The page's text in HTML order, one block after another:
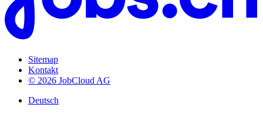
Sitemap
Kontakt
© 2026 JobCloud AG
Deutsch